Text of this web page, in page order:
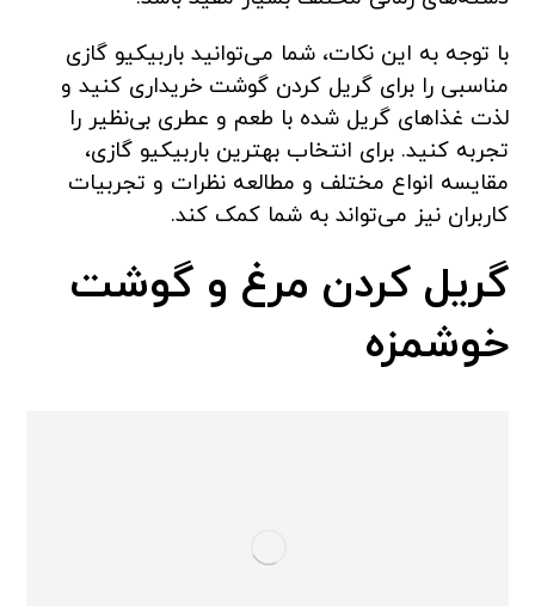
با توجه به این نکات، شما می‌توانید باربیکیو گازی
مناسبی را برای گریل کردن گوشت خریداری کنید و
لذت غذاهای گریل شده با طعم و عطری بی‌نظیر را
تجربه کنید. برای انتخاب بهترین باربیکیو گازی،
مقایسه انواع مختلف و مطالعه نظرات و تجربیات
کاربران نیز می‌تواند به شما کمک کند.
گریل کردن مرغ و گوشت
خوشمزه